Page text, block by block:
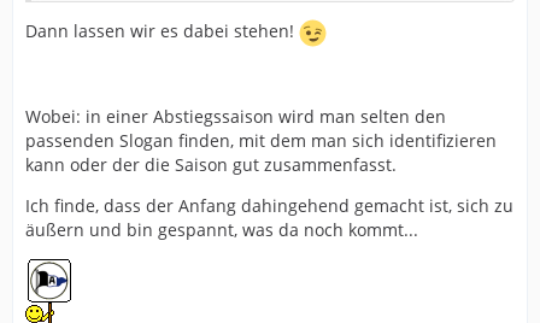
aber nicht die von mir hinterfragten. Vielleicht habe ich
habe ich durchaus mitbekommen und steht für mich
gar nicht zur Diskussion.
Wenn man mit Eigenschaften wie „stur, hartnäckig,
kämpferisch“ oder „Bock auf Fußball“ wirbt, dann finde
ich passt das in keinster Weise zur abgelaufenen
Wenn man sich erneut gegen eine U23 entscheidet und
stattdessen lieber ein Multifunktionsgebäude in
Dann lassen wir es dabei stehen!
Wobei: in einer Abstiegssaison wird man selten den
passenden Slogan finden, mit dem man sich identifizieren
kann oder der die Saison gut zusammenfasst.
Ich finde, dass der Anfang dahingehend gemacht ist, sich zu
äußern und bin gespannt, was da noch kommt...